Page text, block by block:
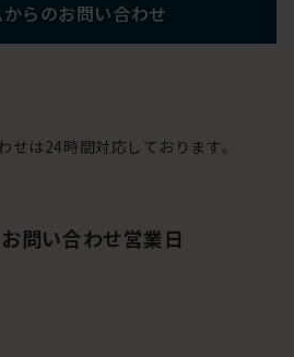
らのお問い合わせ
は24時間対応しております。
問い合わせ営業日